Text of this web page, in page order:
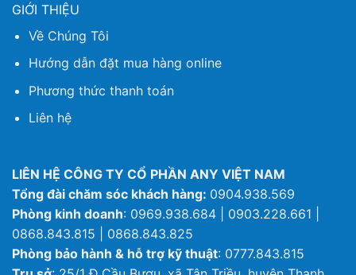
GIỚI THIỆU
Về Chúng Tôi
Hướng dẫn đặt mua hàng online
Phương thức thanh toán
Liên hệ
LIÊN HỆ CÔNG TY CỔ PHẦN ANY VIỆT NAM
Tổng đài chăm sóc khách hàng: 0904.938.569
Phòng kinh doanh: 0969.938.684 | 0903.228.661 |
0868.843.815 | 0868.843.825
Phòng bảo hành & hỗ trợ kỹ thuật: 0777.843.815